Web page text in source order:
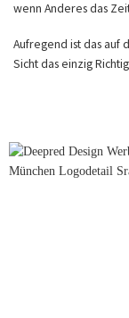
wenn Anderes das
Aufregend ist das auf
Sicht das einzig